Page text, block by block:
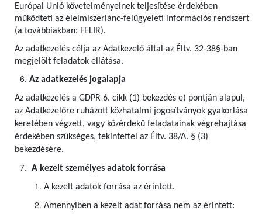
Európai Unió követelményeinek teljesítése érdekében
működteti az élelmiszerlánc-felügyeleti információs rendszert
(a továbbiakban: FELIR).
Az adatkezelés célja az Adatkezelő által az Éltv. 32-38§-ban
megjelölt feladatok ellátása.
Az adatkezelés jogalapja
Az adatkezelés a GDPR 6. cikk (1) bekezdés e) pontján alapul,
az Adatkezelőre ruházott közhatalmi jogosítványok gyakorlása
keretében végzett, vagy közérdekű feladatainak végrehajtása
érdekében szükséges, tekintettel az Éltv. 38/A. § (3)
bekezdésére.
A kezelt személyes adatok forrása
A kezelt adatok forrása az érintett.
Amennyiben a kezelt adat forrása nem az érintett: